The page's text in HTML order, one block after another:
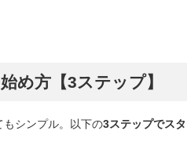
め方【3ステップ】
もシンプル。以下の3ステップでス